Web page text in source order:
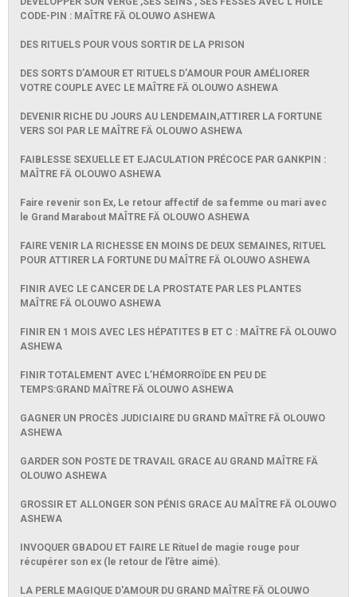
CODE-PIN : MAÎTRE FÄ OLOUWO ASHEWA
DES RITUELS POUR VOUS SORTIR DE LA PRISON
DES SORTS D’AMOUR ET RITUELS D’AMOUR POUR AMÉLIORER
VOTRE COUPLE AVEC LE MAÎTRE FÄ OLOUWO ASHEWA
DEVENIR RICHE DU JOURS AU LENDEMAIN,ATTIRER LA FORTUNE
VERS SOI PAR LE MAÎTRE FÄ OLOUWO ASHEWA
FAIBLESSE SEXUELLE ET EJACULATION PRÉCOCE PAR GANKPIN :
MAÎTRE FÄ OLOUWO ASHEWA
Faire revenir son Ex, Le retour affectif de sa femme ou mari avec
le Grand Marabout MAÎTRE FÄ OLOUWO ASHEWA
FAIRE VENIR LA RICHESSE EN MOINS DE DEUX SEMAINES, RITUEL
POUR ATTIRER LA FORTUNE DU MAÎTRE FÄ OLOUWO ASHEWA
FINIR AVEC LE CANCER DE LA PROSTATE PAR LES PLANTES
MAÎTRE FÄ OLOUWO ASHEWA
FINIR EN 1 MOIS AVEC LES HÉPATITES B ET C : MAÎTRE FÄ OLOUWO
ASHEWA
FINIR TOTALEMENT AVEC L’HÉMORROÏDE EN PEU DE
TEMPS:GRAND MAÎTRE FÄ OLOUWO ASHEWA
GAGNER UN PROCÈS JUDICIAIRE DU GRAND MAÎTRE FÄ OLOUWO
ASHEWA
GARDER SON POSTE DE TRAVAIL GRACE AU GRAND MAÎTRE FÄ
OLOUWO ASHEWA
GROSSIR ET ALLONGER SON PÉNIS GRACE AU MAÎTRE FÄ OLOUWO
ASHEWA
INVOQUER GBADOU ET FAIRE LE Rituel de magie rouge pour
récupérer son ex (le retour de l’être aimé).
LA PERLE MAGIQUE D'AMOUR DU GRAND MAÎTRE FÄ OLOUWO